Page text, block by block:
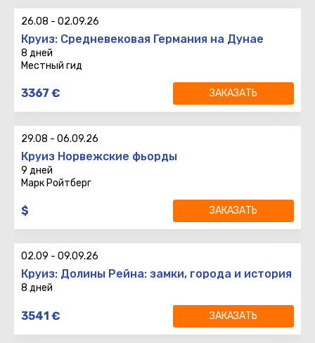
26.08 - 02.09.26
Круиз: Средневековая Германия на Дунае
8 дней
Местный гид
Вылет:
7 ночей
3367 € ЗАКАЗАТЬ
29.08 - 06.09.26
Круиз Норвежские фьорды
9 дней
Марк Ройтберг
Вылет:
$ ЗАКАЗАТЬ
02.09 - 09.09.26
Круиз: Долины Рейна: замки, города и история
8 дней
Вылет:
7 ночей
3541 € ЗАКАЗАТЬ